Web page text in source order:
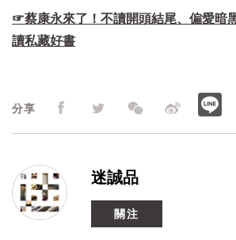
☞蔡康永來了！不讀開頭結尾、偏愛暗
讀私藏好書
分享
迷誠品
關注